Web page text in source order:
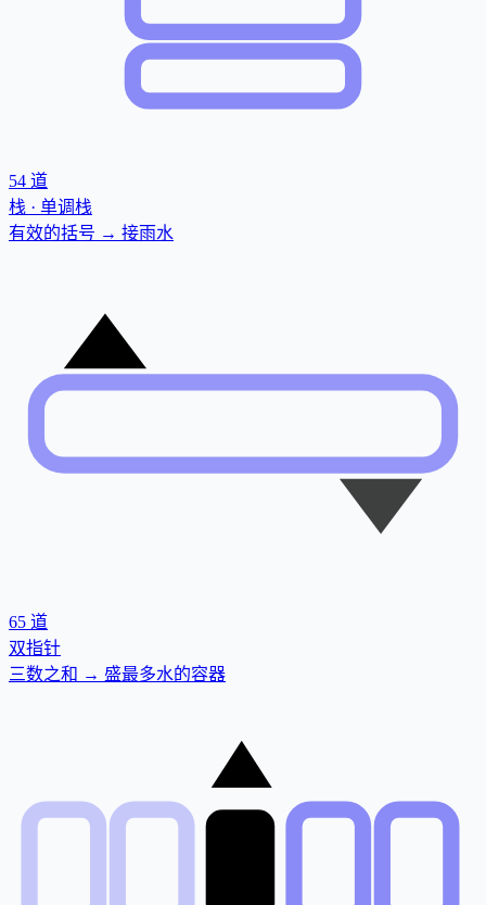
54 道
栈 · 单调栈
有效的括号 → 接雨水
65 道
双指针
三数之和 → 盛最多水的容器